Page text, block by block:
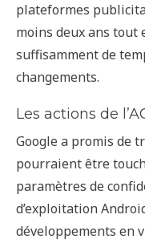
plateformes
moins deux ans tout
suffisamment de
changements.
Les actions de
Google a promis de
pourraient être
paramètres de
d’exploitation
développements en